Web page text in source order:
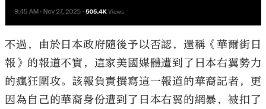
不過，由於日本政府隨後予以否認，還稱《華爾街日
報》的報道不實，這家美國媒體遭到了日本右翼勢力
的瘋狂圍攻。該報負責撰寫這一報道的華裔記者，更
因為自己的華裔身份遭到了日本右翼的網暴，被扣了